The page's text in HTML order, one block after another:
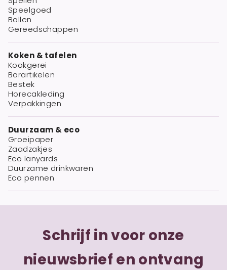
Speelgoed
Ballen
Gereedschappen
Koken & tafelen
Kookgerei
Barartikelen
Bestek
Horecakleding
Verpakkingen
Duurzaam & eco
Groeipaper
Zaadzakjes
Eco lanyards
Duurzame drinkwaren
Eco pennen
Schrijf in voor onze
nieuwsbrief en ontvang